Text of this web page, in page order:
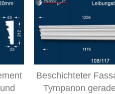
Beschichteter
Tympanon